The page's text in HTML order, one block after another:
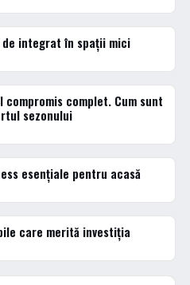
integrat în spații mici
compromis complet. Cum sunt
sezonului
esențiale pentru acasă
care merită investiția